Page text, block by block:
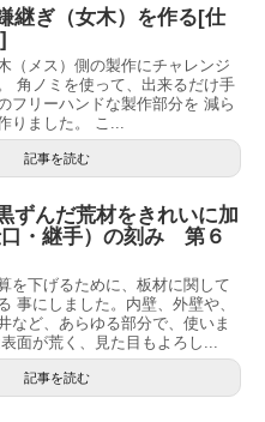
継ぎ（女木）を作る[仕
（メス）側の製作にチャレンジ
角ノミを使って、出来るだけ手
フリーハンドな製作部分を 減ら
りました。 こ...
記事を読む
ずんだ荒材をきれいに加
・継手）の刻み 第６
を下げるために、板材に関して
事にしました。内壁、外壁や、
など、あらゆる部分で、使いま
面が荒く、見た目もよろし...
記事を読む